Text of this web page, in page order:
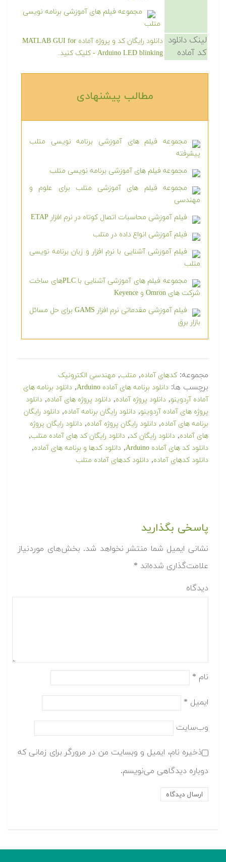
مجموعه فیلم های آموزشی برنامه نویسی
متلب
لینک دانلود
کد آماده
دانلود رایگان کد و پروژه آماده MATLAB GUI for
Arduino LED blinking - کلیک کنید.
مطالب پیشنهادی‎
مجموعه فیلم های آموزشی برنامه نویسی متلب
پیشرفته
مجموعه فیلم های آموزشی برنامه نویسی متلب
مجموعه فیلم های آموزشی متلب برای علوم و
مهندسی
فیلم آموزشی محاسبات اتصال کوتاه در نرم افزار ETAP
فیلم آموزشی انواع داده در متلب
فیلم آموزشی آشنایی با نرم افزار و زبان برنامه نویسی
متلب
مجموعه فیلم های آموزشی آشنایی با PLCهای ساخت
شرکت های Omron و Keyence
فیلم آموزشی مقدماتی نرم افزار GAMS برای حل مسائل
بازار برق
مجموعه:کدهای آماده, متلب, مهندسی الکترونیک
برچسب ها: دانلود برنامه های آماده Arduino , دانلود برنامه های
آماده آردوینو, دانلود پروژه آماده, دانلود پروژه های آماده, دانلود
پروژه های آماده آردوینو, دانلود رایگان برنامه آماده, دانلود رایگان
برنامه های آماده, دانلود رایگان پروژه آماده, دانلود رایگان پروژه
های آماده, دانلود رایگان کد, دانلود رایگان کد های آماده متلب,
دانلود کد های آماده Arduino , دانلود کدها و برنامه های آماده,
دانلود کدهای آماده, دانلود کدهای آماده متلب
پاسخی بگذارید
نشانی ایمیل شما منتشر نخواهد شد. بخش‌های موردنیاز
علامت‌گذاری شده‌اند *
دیدگاه
نام *
ایمیل *
وب‌سایت
ذخیره نام، ایمیل و وبسایت من در مرورگر برای زمانی که
دوباره دیدگاهی می‌نویسم.